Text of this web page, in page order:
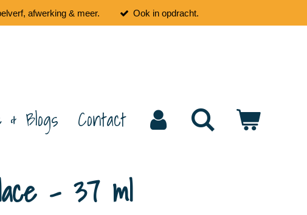
afwerking & meer. Ook in opdracht.
Blogs Contact
- 37 ml